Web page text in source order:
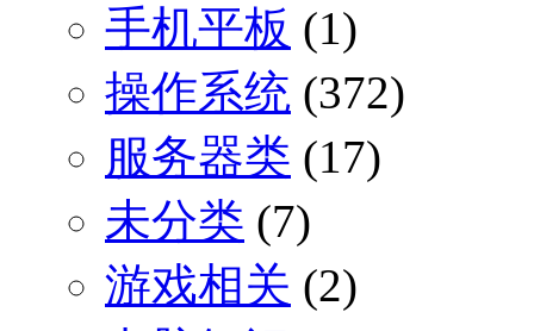
手机平板 (1)
操作系统 (372)
服务器类 (17)
未分类 (7)
游戏相关 (2)